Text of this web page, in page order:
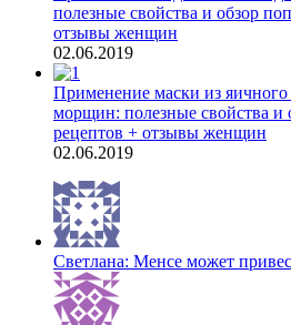
полезные свойства и обзор
отзывы женщин
02.06.2019
Применение маски из яичного
морщин: полезные свойства и
рецептов + отзывы женщин
02.06.2019
Светлана: Менсе может